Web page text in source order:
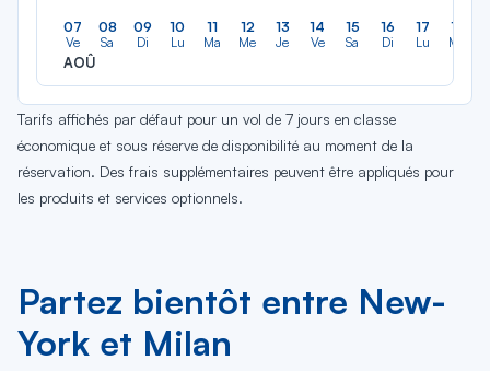
07
Ve
AOÛ
08
Sa
09
Di
10
Lu
11
Ma
12
Me
13
Je
14
Ve
15
Sa
16
Di
17
Lu
18
Ma
Tarifs affichés par défaut pour un vol de 7 jours en classe
économique et sous réserve de disponibilité au moment de la
réservation. Des frais supplémentaires peuvent être appliqués pour
les produits et services optionnels.
Partez bientôt entre New-
York et Milan